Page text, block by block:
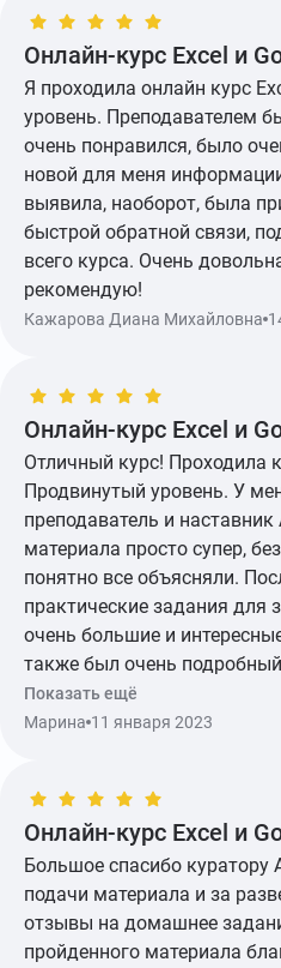
Онлайн-курс Excel и
Я проходила онлайн курс
уровень. Преподавателем
очень понравился, было
новой для меня
выявила, наоборот, была
быстрой обратной связи,
всего курса. Очень
рекомендую!
Показать ещё
Кажарова Диана Михайловна
Онлайн-курс Excel и
Отличный курс! Проходила
Продвинутый уровень. У
преподаватель и
материала просто супер,
понятно все объясняли.
практические задания для
очень большие и
также был очень
задания. Всегда
вопросы и быстро
Рекомендую!
Показать ещё
Марина 11 января 2023
Онлайн-курс Excel и
Большое спасибо куратору
подачи материала и за
отзывы на домашнее
пройденного материала